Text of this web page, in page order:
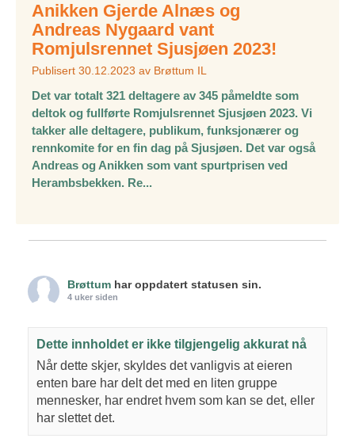
Anikken Gjerde Alnæs og
Andreas Nygaard vant
Romjulsrennet Sjusjøen 2023!
Publisert 30.12.2023 av Brøttum IL
Det var totalt 321 deltagere av 345 påmeldte som
deltok og fullførte Romjulsrennet Sjusjøen 2023. Vi
takker alle deltagere, publikum, funksjonærer og
rennkomite for en fin dag på Sjusjøen. Det var også
Andreas og Anikken som vant spurtprisen ved
Herambsbekken. Re...
Brøttum har oppdatert statusen sin.
4 uker siden
Dette innholdet er ikke tilgjengelig akkurat nå
Når dette skjer, skyldes det vanligvis at eieren
enten bare har delt det med en liten gruppe
mennesker, har endret hvem som kan se det, eller
har slettet det.